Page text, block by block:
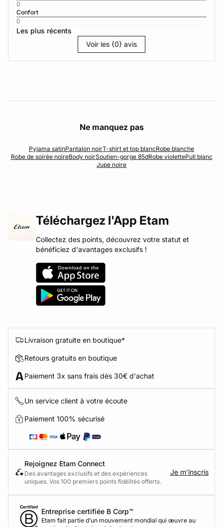
0
Confort
0
Les plus récents
Voir les {0} avis
Ne manquez pas
Pyjama satinPantalon noirT-shirt et top blancRobe blanche
Robe de soirée noireBody noirSoutien-gorge 85dRobe violettePull blanc
Jupe noire
Téléchargez l'App Etam
Collectez des points, découvrez votre statut et
bénéficiez d'avantages exclusifs !
Livraison gratuite en boutique*
Retours gratuits en boutique
Paiement 3x sans frais dès 30€ d'achat
Un service client à votre écoute
Paiement 100% sécurisé
Rejoignez Etam Connect
Des avantages exclusifs et des expériences
uniques. Vos 100 premiers points fidélités offerts.
Je m’inscris
Entreprise certifiée B Corp™
Etam fait partie d’un mouvement mondial qui œuvre au